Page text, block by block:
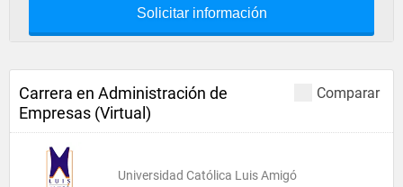
Solicitar información
Comparar
Carrera en Administración de
Empresas (Virtual)
Universidad Católica Luis Amigó